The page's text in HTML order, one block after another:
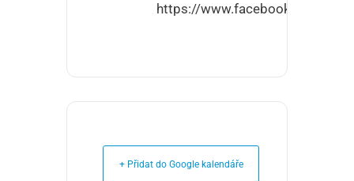
https://www.facebook.com/
+ Přidat do Google kalendáře